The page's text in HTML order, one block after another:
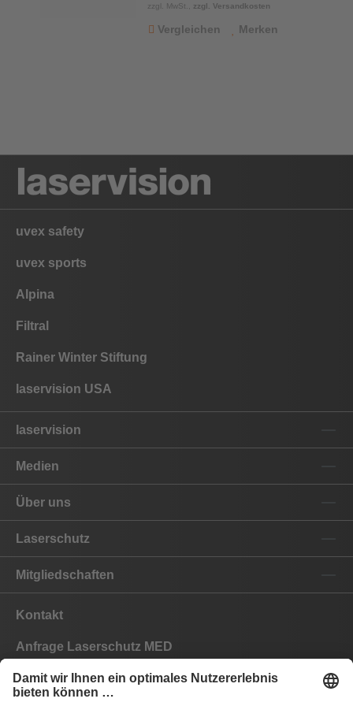
zzgl. MwSt., zzgl. Versandkosten
Vergleichen Merken
uvex safety
uvex sports
Alpina
Filtral
Rainer Winter Stiftung
laservision USA
laservision
Medien
Über uns
Laserschutz
Mitgliedschaften
Kontakt
Anfrage Laserschutz MED
Anfrage Laserschutz IND